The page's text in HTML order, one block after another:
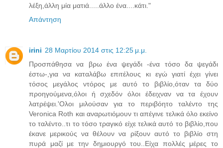
λέξη,άλλη μία ματιά.....άλλο ένα....κάτι."
Απάντηση
irini 28 Μαρτίου 2014 στις 12:25 μ.μ.
Προσπάθησα να βρω ένα ψεγάδι -ένα τόσο δα ψεγάδι
έστω-,για να καταλάβω επιτέλους κι εγώ γιατί έχει γίνει
τόσος μεγάλος ντόρος με αυτό το βιβλίο,όταν τα δύο
προηγούμενα,όλοι ή σχεδόν όλοι έδειχναν να τα έχουν
λατρέψει.'Ολοι μιλούσαν για το περιβόητο ταλέντο της
Veronica Roth και αναρωτιόμουν τι απέγινε τελικά όλο εκείνο
το ταλέντο..τι το τόσο τραγικό είχε τελικά αυτό το βιβλίο,που
έκανε μερικούς να θέλουν να ρίξουν αυτό το βιβλίο στη
πυρά μαζί με την δημιουργό του..Είχα πολλές μέρες το